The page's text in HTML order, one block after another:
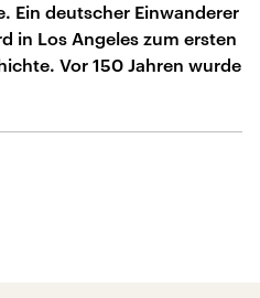
Ein deutscher Einwanderer
in Los Angeles zum ersten
Vor 150 Jahren wurde